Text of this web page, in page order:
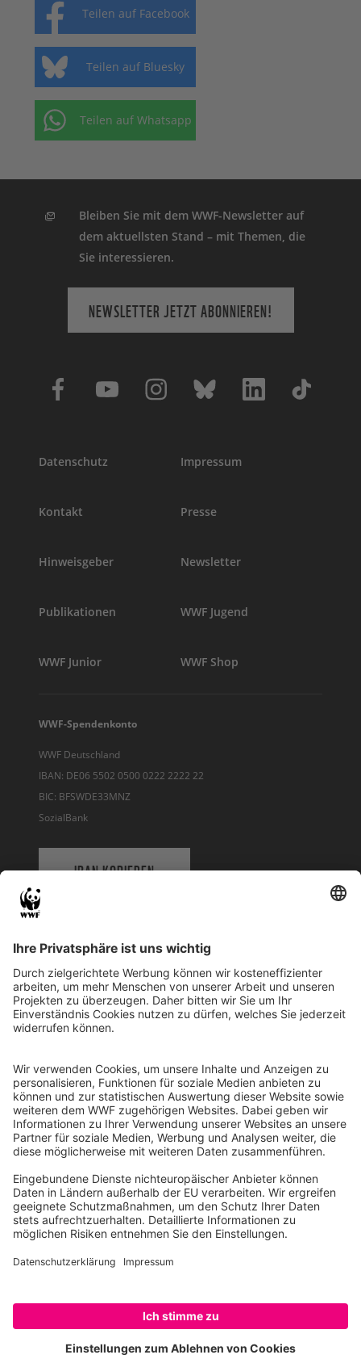
Teilen auf Facebook
Teilen auf Bluesky
Teilen auf Whatsapp
Bleiben Sie mit dem WWF-Newsletter auf
dem aktuellsten Stand – mit Themen, die
Sie interessieren.
NEWSLETTER JETZT ABONNIEREN!
Datenschutz Impressum
Kontakt Presse
Hinweisgeber Newsletter
Publikationen WWF Jugend
WWF Junior WWF Shop
WWF-Spendenkonto
WWF Deutschland
IBAN: DE06 5502 0500 0222 2222 22
BIC: BFSWDE33MNZ
SozialBank
IBAN KOPIEREN
WWF Deutschland
Reinhardtstr. 18
10117 Berlin
Ihre Spende kann steuerlich geltend gemacht werden
Registriert als Stiftung WWF Deutschland, Senatsverwaltung für
Justiz Berlin, Az: 3416/976/2
Umsatzsteuer-Identifikationsnummer: DE 114236103
Freistellungsbescheid: Als gemeinnützige Körperschaft befreit
von der Körperschaftssteuer gem. §5 I 9 KStg. unter der
Steuernummer 27/641/09321